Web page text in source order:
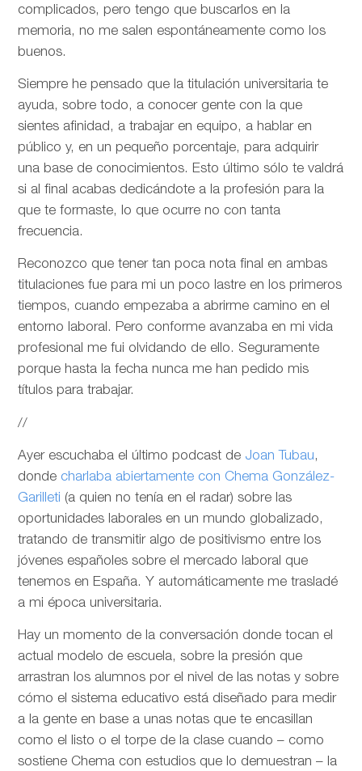
complicados, pero tengo que buscarlos en la
memoria, no me salen espontáneamente como los
buenos.
Siempre he pensado que la titulación universitaria te
ayuda, sobre todo, a conocer gente con la que
sientes afinidad, a trabajar en equipo, a hablar en
público y, en un pequeño porcentaje, para adquirir
una base de conocimientos. Esto último sólo te valdrá
si al final acabas dedicándote a la profesión para la
que te formaste, lo que ocurre no con tanta
frecuencia.
Reconozco que tener tan poca nota final en ambas
titulaciones fue para mi un poco lastre en los primeros
tiempos, cuando empezaba a abrirme camino en el
entorno laboral. Pero conforme avanzaba en mi vida
profesional me fui olvidando de ello. Seguramente
porque hasta la fecha nunca me han pedido mis
títulos para trabajar.
//
Ayer escuchaba el último podcast de Joan Tubau,
donde charlaba abiertamente con Chema González-
Garilleti (a quien no tenía en el radar) sobre las
oportunidades laborales en un mundo globalizado,
tratando de transmitir algo de positivismo entre los
jóvenes españoles sobre el mercado laboral que
tenemos en España. Y automáticamente me trasladé
a mi época universitaria.
Hay un momento de la conversación donde tocan el
actual modelo de escuela, sobre la presión que
arrastran los alumnos por el nivel de las notas y sobre
cómo el sistema educativo está diseñado para medir
a la gente en base a unas notas que te encasillan
como el listo o el torpe de la clase cuando – como
sostiene Chema con estudios que lo demuestran – la